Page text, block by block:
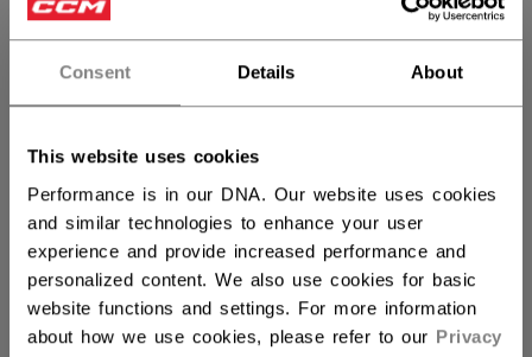
Consent Details About
This website uses cookies
Performance is in our DNA. Our website uses cookies
and similar technologies to enhance your user
experience and provide increased performance and
personalized content. We also use cookies for basic
website functions and settings. For more information
about how we use cookies, please refer to our Privacy
FILIALVERFÜGBARKEIT
Versandbestimmungen
Kostenfreie Rücksendungen
LINKS ZUM